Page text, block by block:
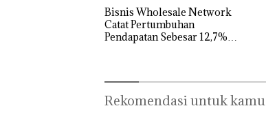
Bisnis Wholesale Network
Catat Pertumbuhan
Pendapatan Sebesar 12,7%
Rekomendasi untuk kamu